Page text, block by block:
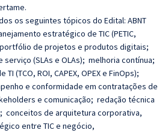
os seguintes tópicos do Edital: ABNT
estratégico de TIC (PETIC,
de projetos e produtos digitais;
(SLAs e OLAs); melhoria contínua;
(TCO, ROI, CAPEX, OPEX e FinOps);
e conformidade em contratações de
e comunicação; redação técnica
conceitos de arquitetura corporativa,
entre TIC e negócio,